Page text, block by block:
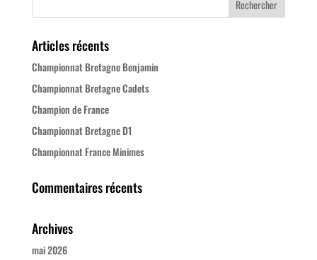
Articles récents
Championnat Bretagne Benjamin
Championnat Bretagne Cadets
Champion de France
Championnat Bretagne D1
Championnat France Minimes
Commentaires récents
Archives
mai 2026